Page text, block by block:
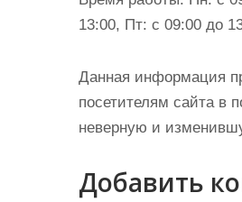
13:00, Пт: с 09:00 до
Данная информация
посетителям сайта в
неверную и
Добавить